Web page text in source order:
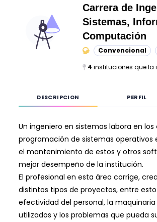
Carrera de
Sistemas,
Computación
Convencional
4 instituciones que la
DESCRIPCION PERFIL
Un ingeniero en sistemas labora en
programación de sistemas operativos
el mantenimiento de estos y otros
mejor desempeño de la institución.
El profesional en esta área corrige,
distintos tipos de proyectos, entre
efectividad del personal, la
utilizados y los problemas que pueda